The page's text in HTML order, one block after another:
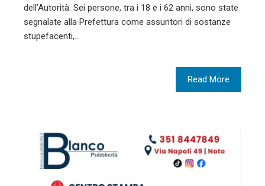
dell’Autorità. Sei persone, tra i 18 e i 62 anni, sono state
segnalate alla Prefettura come assuntori di sostanze
stupefacenti,…
Read More